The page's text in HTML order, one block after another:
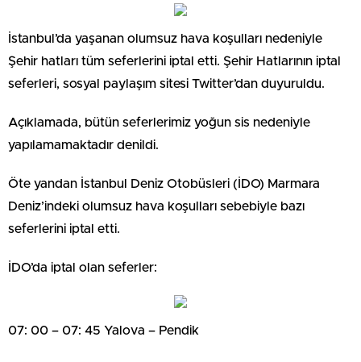
İstanbul’da yaşanan olumsuz hava koşulları nedeniyle
Şehir hatları tüm seferlerini iptal etti. Şehir Hatlarının iptal
seferleri, sosyal paylaşım sitesi Twitter’dan duyuruldu.
Açıklamada, bütün seferlerimiz yoğun sis nedeniyle
yapılamamaktadır denildi.
Öte yandan İstanbul Deniz Otobüsleri (İDO) Marmara
Deniz’indeki olumsuz hava koşulları sebebiyle bazı
seferlerini iptal etti.
İDO’da iptal olan seferler:
07: 00 – 07: 45 Yalova – Pendik